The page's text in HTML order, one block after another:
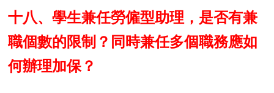
十八、學生兼任勞僱型助理，是否有兼
職個數的限制？同時兼任多個職務應如
何辦理加保？